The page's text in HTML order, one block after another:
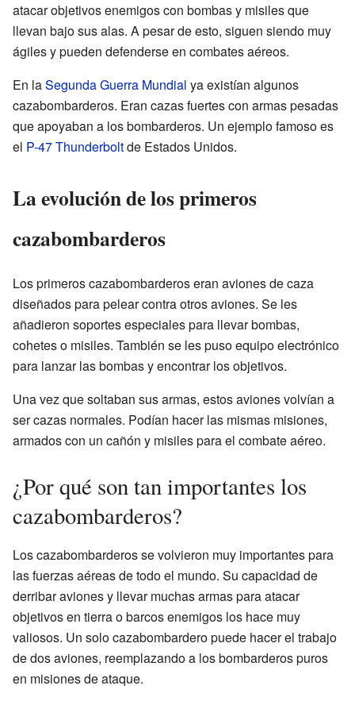
atacar objetivos enemigos con bombas y misiles que
llevan bajo sus alas. A pesar de esto, siguen siendo muy
ágiles y pueden defenderse en combates aéreos.
En laSegunda Guerra Mundial ya existían algunos
cazabombarderos. Eran cazas fuertes con armas pesadas
que apoyaban a los bombarderos. Un ejemplo famoso es
el P-47 Thunderboltde Estados Unidos.
La evolución de los primeros
cazabombarderos
Los primeros cazabombarderos eran aviones de caza
diseñados para pelear contra otros aviones. Se les
añadieron soportes especiales para llevar bombas,
cohetes o misiles. También se les puso equipo electrónico
para lanzar las bombas y encontrar los objetivos.
Una vez que soltaban sus armas, estos aviones volvían a
ser cazas normales. Podían hacer las mismas misiones,
armados con un cañón y misiles para el combate aéreo.
¿Por qué son tan importantes los
cazabombarderos?
Los cazabombarderos se volvieron muy importantes para
las fuerzas aéreas de todo el mundo. Su capacidad de
derribar aviones y llevar muchas armas para atacar
objetivos en tierra o barcos enemigos los hace muy
valiosos. Un solo cazabombardero puede hacer el trabajo
de dos aviones, reemplazando a los bombarderos puros
en misiones de ataque.